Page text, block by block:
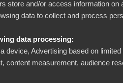
store and/or access information on
data to collect and process
data processing:
device, Advertising based on
content measurement, audience